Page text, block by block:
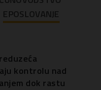
EPOSLOVANJE
kontrolu nad
dok rastu